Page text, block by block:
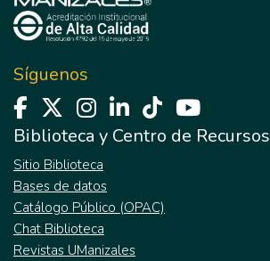
Síguenos
Biblioteca y Centro de Recursos
Sitio Biblioteca
Bases de datos
Catálogo Público (OPAC)
Chat Biblioteca
Revistas UManizales